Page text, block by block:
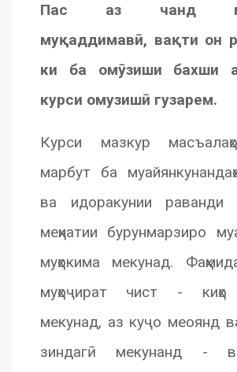
Пас аз чанд
муқаддимавӣ, вақти он
ки ба омӯзиши бахши
курси омузишӣ гузарем.
Курси мазкур
марбут ба
ва идоракунии раванди
меҳнатии бурунмарзиро
муҳокима мекунад.
муҳоҷират чист - киҳо
мекунад, аз куҷо меоянд
зиндагӣ мекунанд -